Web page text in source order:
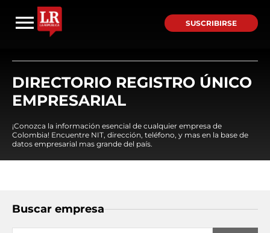
SUSCRIBIRSE
DIRECTORIO REGISTRO ÚNICO
EMPRESARIAL
¡Conozca la información esencial de cualquier empresa de
Colombia! Encuentre NIT, dirección, teléfono, y mas en la base de
datos empresarial mas grande del país.
Buscar empresa